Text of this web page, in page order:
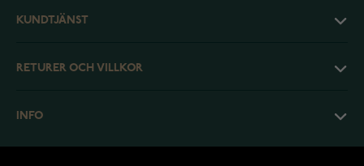
KUNDTJÄNST
RETURER OCH VILLKOR
INFO